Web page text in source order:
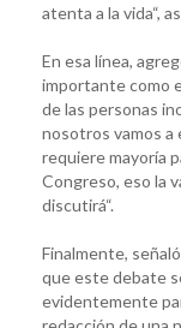
atenta a la vida“,
En esa línea,
importante como
de las personas
nosotros vamos a
requiere mayoría
Congreso, eso la
discutirá“.
Finalmente,
que este debate
evidentemente